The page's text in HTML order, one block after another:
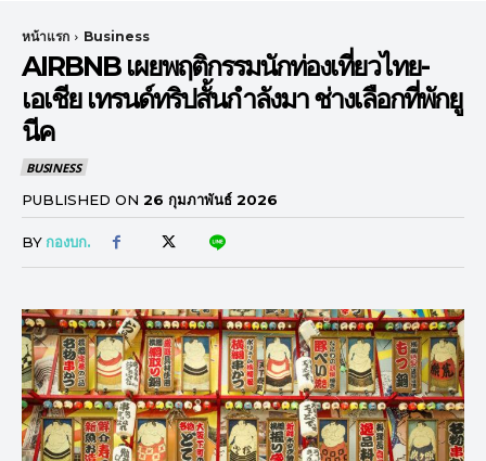
หน้าแรก Business
AIRBNB เผยพฤติกรรมนักท่องเที่ยวไทย-
เอเชีย เทรนด์ทริปสั้นกำลังมา ช่างเลือกที่พักยู
นีค
BUSINESS
PUBLISHED ON 26 กุมภาพันธ์ 2026
BY กองบก.